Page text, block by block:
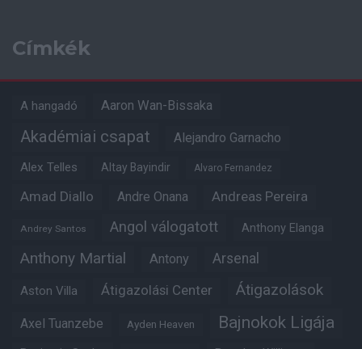
Címkék
A hangadó Aaron Wan-Bissaka
Akadémiai csapat Alejandro Garnacho
Alex Telles Altay Bayindir Alvaro Fernandez
Amad Diallo Andre Onana Andreas Pereira
Andrey Santos Angol válogatott Anthony Elanga
Anthony Martial Antony Arsenal
Aston Villa Átigazolási Center Átigazolások
Axel Tuanzebe Ayden Heaven Bajnokok Ligája